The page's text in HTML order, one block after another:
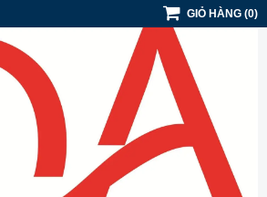
GIỎ HÀNG (0)